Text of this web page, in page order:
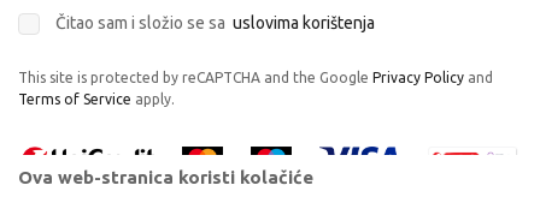
Čitao sam i složio se sa uslovima korištenja
This site is protected by reCAPTCHA and the Google Privacy Policy and
Terms of Service apply.
Ova web-stranica koristi kolačiće